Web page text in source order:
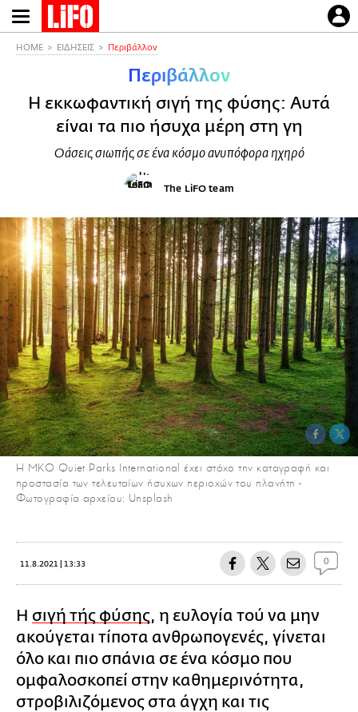
Παράκαμψη
προς
HOME ΕΙΔΗΣΕΙΣ Περιβάλλον
Περιβάλλον
Η εκκωφαντική σιγή της φύσης: Αυτά
είναι τα πιο ήσυχα μέρη στη γη
Οάσεις σιωπής σε ένα κόσμο ανυπόφορα ηχηρό
The LiFO team
Η ΜΚΟ Quiet Parks International έχει στόχο την καταγραφή και
προστασία των τελευταίων ήσυχων περιοχών του πλανήτη -
Φωτογραφία αρχείου: Unsplash
11.8.2021 | 13:33 0
Η σιγή τής φύσης, η ευλογία τού να μην
ακούγεται τίποτα ανθρωπογενές, γίνεται
όλο και πιο σπάνια σε ένα κόσμο που
ομφαλοσκοπεί στην καθημερινότητα,
στροβιλιζόμενος στα άγχη και τις